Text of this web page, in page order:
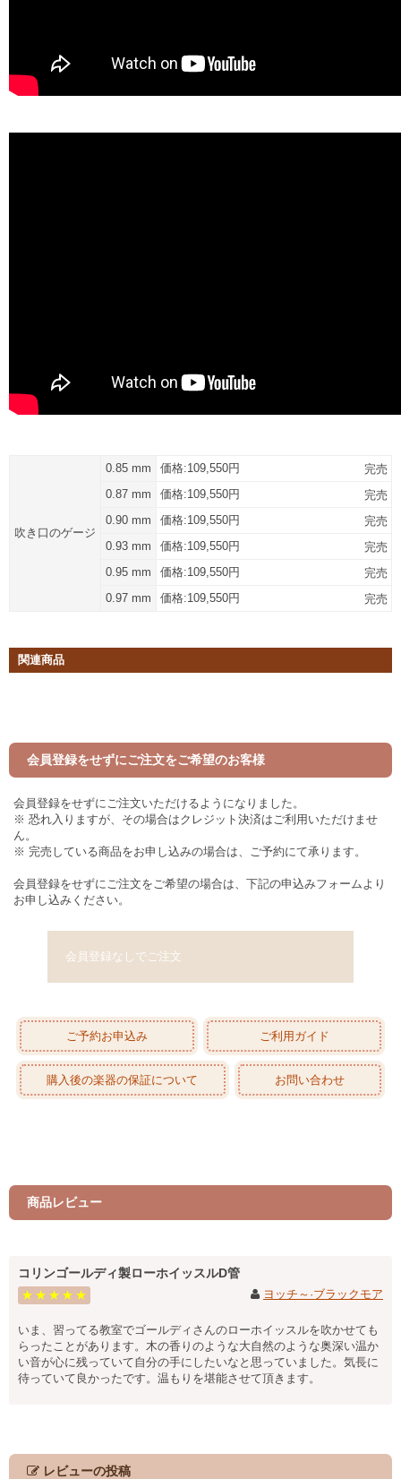
吹き口のゲージ
0.85 mm 価格:109,550円
完売
0.87 mm
価格:109,550円
完売
0.90 mm
価格:109,550円
完売
0.93 mm
価格:109,550円
完売
0.95 mm
価格:109,550円
完売
0.97 mm
価格:109,550円 完売
関連商品
会員登録をせずにご注文をご希望のお客様
会員登録をせずにご注文いただけるようになりました。
※ 恐れ入りますが、その場合はクレジット決済はご利用いただけませ
ん。
※ 完売している商品をお申し込みの場合は、ご予約にて承ります。
会員登録をせずにご注文をご希望の場合は、下記の申込みフォームより
お申し込みください。
会員登録なしでご注文
ご予約お申込み ご利用ガイド
購入後の楽器の保証について お問い合わせ
商品レビュー
コリンゴールディ製ローホイッスルD管
ヨッチ～·ブラックモア
★ ★ ★ ★ ★
いま、習ってる教室でゴールディさんのローホイッスルを吹かせても
らったことがあります。木の香りのような大自然のような奥深い温か
い音が心に残っていて自分の手にしたいなと思っていました。気長に
待っていて良かったです。温もりを堪能させて頂きます。
レビューの投稿